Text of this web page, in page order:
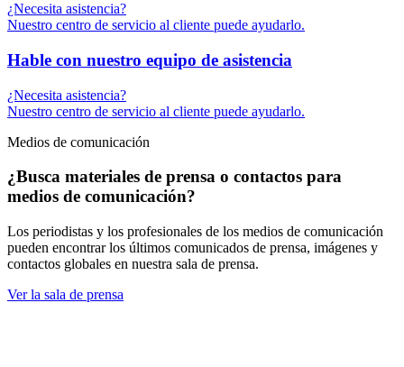
¿Necesita asistencia?
Nuestro centro de servicio al cliente puede ayudarlo.
Hable con nuestro equipo de asistencia
¿Necesita asistencia?
Nuestro centro de servicio al cliente puede ayudarlo.
Medios de comunicación
¿Busca materiales de prensa o contactos para
medios de comunicación?
Los periodistas y los profesionales de los medios de comunicación
pueden encontrar los últimos comunicados de prensa, imágenes y
contactos globales en nuestra sala de prensa.
Ver la sala de prensa